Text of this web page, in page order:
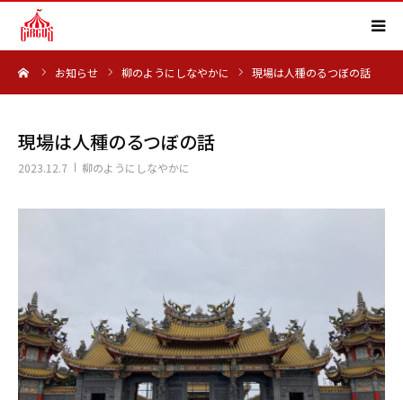
お知らせ 柳のようにしなやかに 現場は人種のるつぼの話
現場は人種のるつぼの話
2023.12.7 柳のようにしなやかに
HOME
実績紹介
よくある質問
お知らせ